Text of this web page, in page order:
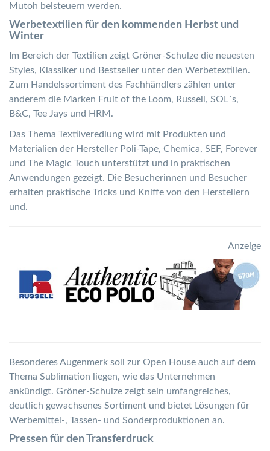
Mutoh beisteuern werden.
Werbetextilien für den kommenden Herbst und
Winter
Im Bereich der Textilien zeigt Gröner-Schulze die neuesten
Styles, Klassiker und Bestseller unter den Werbetextilien.
Zum Handelssortiment des Fachhändlers zählen unter
anderem die Marken Fruit of the Loom, Russell, SOL´s,
B&C, Tee Jays und HRM.
Das Thema Textilveredlung wird mit Produkten und
Materialien der Hersteller Poli-Tape, Chemica, SEF, Forever
und The Magic Touch unterstützt und in praktischen
Anwendungen gezeigt. Die Besucherinnen und Besucher
erhalten praktische Tricks und Kniffe von den Herstellern
und.
Anzeige
Besonderes Augenmerk soll zur Open House auch auf dem
Thema Sublimation liegen, wie das Unternehmen
ankündigt. Gröner-Schulze zeigt sein umfangreiches,
deutlich gewachsenes Sortiment und bietet Lösungen für
Werbemittel-, Tassen- und Sonderproduktionen an.
Pressen für den Transferdruck